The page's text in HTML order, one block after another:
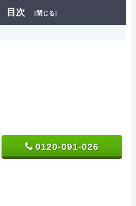
目次 [閉じる]
0120-091-026